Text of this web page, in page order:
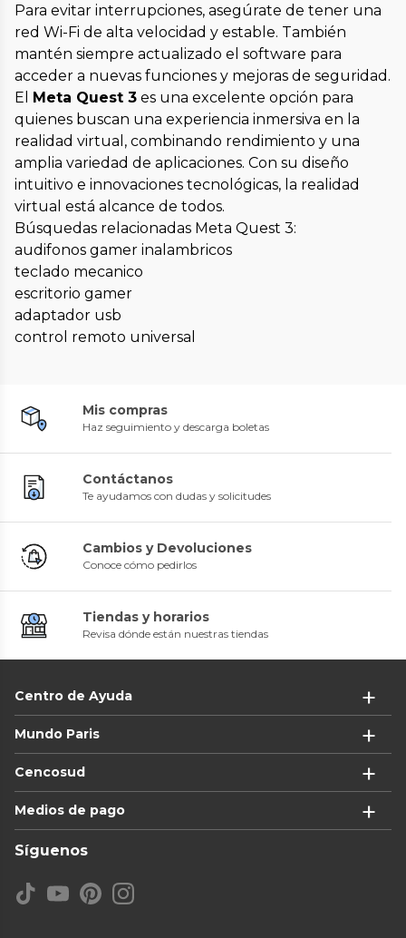
Para evitar interrupciones, asegúrate de tener una
red Wi-Fi de alta velocidad y estable. También
mantén siempre actualizado el software para
acceder a nuevas funciones y mejoras de seguridad.
El Meta Quest 3 es una excelente opción para
quienes buscan una experiencia inmersiva en la
realidad virtual, combinando rendimiento y una
amplia variedad de aplicaciones. Con su diseño
intuitivo e innovaciones tecnológicas, la realidad
virtual está alcance de todos.
Búsquedas relacionadas Meta Quest 3:
audifonos gamer inalambricos
teclado mecanico
escritorio gamer
adaptador usb
control remoto universal
Mis compras
Haz seguimiento y descarga boletas
Contáctanos
Te ayudamos con dudas y solicitudes
Cambios y Devoluciones
Conoce cómo pedirlos
Tiendas y horarios
Revisa dónde están nuestras tiendas
Centro de Ayuda
Mundo Paris
Cencosud
Medios de pago
Síguenos